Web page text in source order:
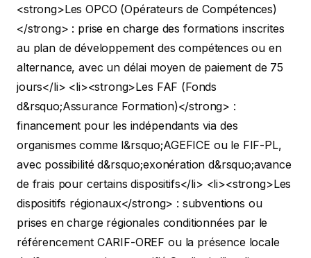
<strong>Les OPCO (Opérateurs de Compétences)
</strong> : prise en charge des formations inscrites
au plan de développement des compétences ou en
alternance, avec un délai moyen de paiement de 75
jours</li> <li><strong>Les FAF (Fonds
d&rsquo;Assurance Formation)</strong> :
financement pour les indépendants via des
organismes comme l&rsquo;AGEFICE ou le FIF-PL,
avec possibilité d&rsquo;exonération d&rsquo;avance
de frais pour certains dispositifs</li> <li><strong>Les
dispositifs régionaux</strong> : subventions ou
prises en charge régionales conditionnées par le
référencement CARIF-OREF ou la présence locale